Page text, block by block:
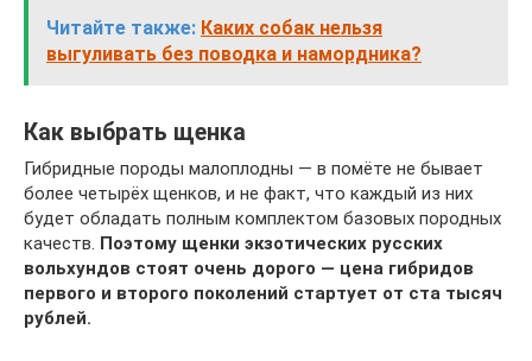
Читайте также: Каких собак нельзя
выгуливать без поводка и намордника?
Как выбрать щенка
Гибридные породы малоплодны — в помёте не бывает
более четырёх щенков, и не факт, что каждый из них
будет обладать полным комплектом базовых породных
качеств. Поэтому щенки экзотических русских
вольхундов стоят очень дорого — цена гибридов
первого и второго поколений стартует от ста тысяч
рублей.